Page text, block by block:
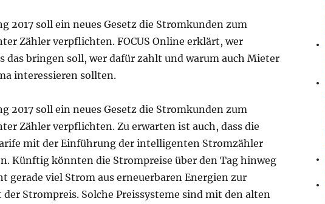
2017 soll ein neues Gesetz die Stromkunden zum
Zähler verpflichten. FOCUS Online erklärt, wer
das bringen soll, wer dafür zahlt und warum auch Mieter
interessieren sollten.
2017 soll ein neues Gesetz die Stromkunden zum
Zähler verpflichten. Zu erwarten ist auch, dass die
mit der Einführung der intelligenten Stromzähler
Künftig könnten die Strompreise über den Tag hinweg
gerade viel Strom aus erneuerbaren Energien zur
Strompreis. Solche Preissysteme sind mit den alten